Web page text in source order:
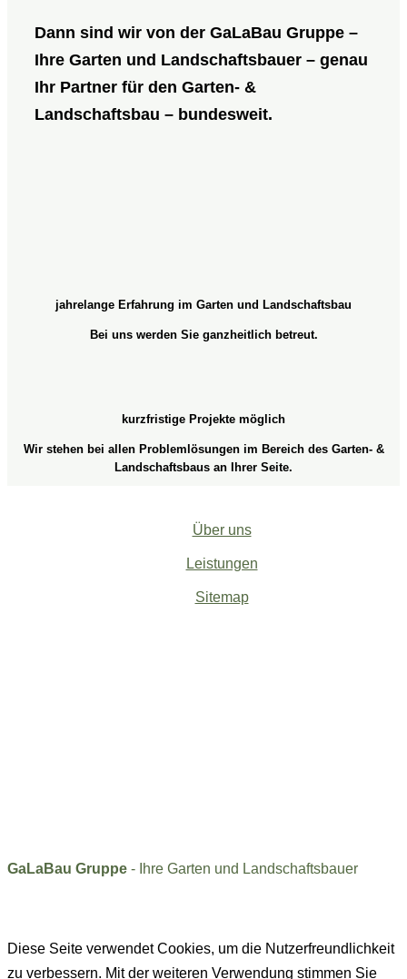
Dann sind wir von der GaLaBau Gruppe –
Ihre Garten und Landschaftsbauer – genau
Ihr Partner für den Garten- &
Landschaftsbau – bundesweit.
jahrelange Erfahrung im Garten und Landschaftsbau
Bei uns werden Sie ganzheitlich betreut.
kurzfristige Projekte möglich
Wir stehen bei allen Problemlösungen im Bereich des Garten- &
Landschaftsbaus an Ihrer Seite.
Über uns
Leistungen
Sitemap
GaLaBau Gruppe - Ihre Garten und Landschaftsbauer
Diese Seite verwendet Cookies, um die Nutzerfreundlichkeit
zu verbessern. Mit der weiteren Verwendung stimmen Sie